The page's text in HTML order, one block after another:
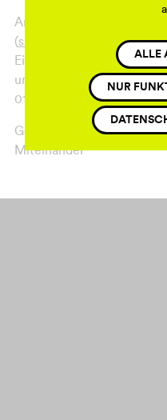
Ansprechpartnerin für die
(
Eine Teilnahme ist nur
unter
01575-2000891 möglich.
Gemeinsames Frühstück
Miteinander
ALLE
NUR